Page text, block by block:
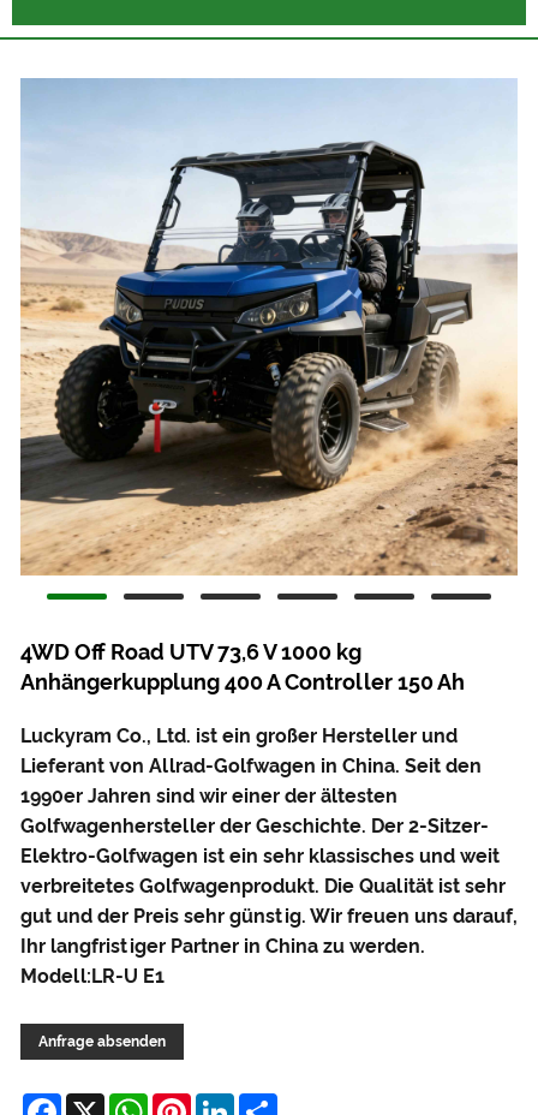
4WD Off Road UTV 73,6 V 1000 kg
Anhängerkupplung 400 A Controller 150 Ah
Luckyram Co., Ltd. ist ein großer Hersteller und
Lieferant von Allrad-Golfwagen in China. Seit den
1990er Jahren sind wir einer der ältesten
Golfwagenhersteller der Geschichte. Der 2-Sitzer-
Elektro-Golfwagen ist ein sehr klassisches und weit
verbreitetes Golfwagenprodukt. Die Qualität ist sehr
gut und der Preis sehr günstig. Wir freuen uns darauf,
Ihr langfristiger Partner in China zu werden.
Modell:LR-U E1
Anfrage absenden
Facebook
X WhatsApp
Pinterest
LinkedIn